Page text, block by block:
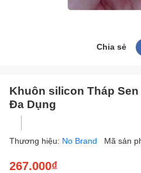
Chia sẻ
Khuôn silicon Tháp Sen
Đa Dụng
Thương hiệu: No Brand Mã sản
267.000₫